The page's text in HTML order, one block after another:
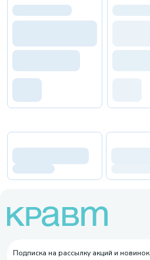
Подписка на рассылку акций и новинок